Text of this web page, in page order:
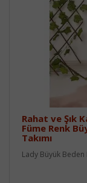
Rahat ve Şık
Füme Renk
Takımı
Lady Büyük Beden